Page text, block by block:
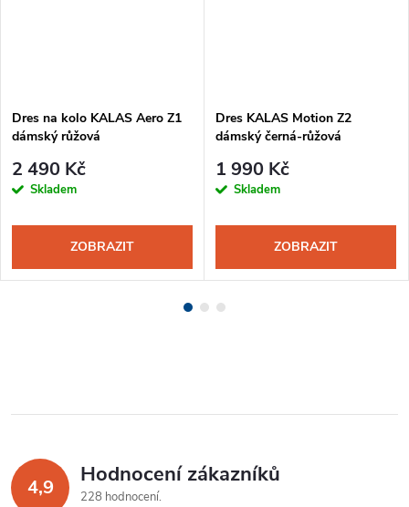
Dres na kolo KALAS Aero Z1
dámský růžová
2 490 Kč
Skladem
ZOBRAZIT
Dres KALAS Motion Z2
dámský černá-růžová
1 990 Kč
Skladem
ZOBRAZIT
4,9 Hodnocení zákazníků
228 hodnocení